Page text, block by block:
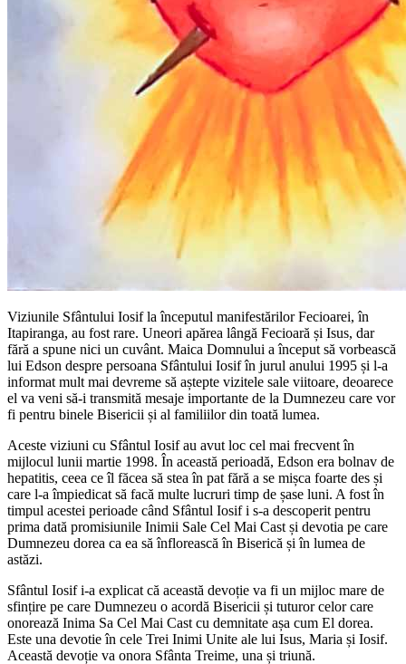
Viziunile Sfântului Iosif la începutul manifestărilor Fecioarei, în
Itapiranga, au fost rare. Uneori apărea lângă Fecioară și Isus, dar
fără a spune nici un cuvânt. Maica Domnului a început să vorbească
lui Edson despre persoana Sfântului Iosif în jurul anului 1995 și l-a
informat mult mai devreme să aștepte vizitele sale viitoare, deoarece
el va veni să-i transmită mesaje importante de la Dumnezeu care vor
fi pentru binele Bisericii și al familiilor din toată lumea.
Aceste viziuni cu Sfântul Iosif au avut loc cel mai frecvent în
mijlocul lunii martie 1998. În această perioadă, Edson era bolnav de
hepatitis, ceea ce îl făcea să stea în pat fără a se mișca foarte des și
care l-a împiedicat să facă multe lucruri timp de șase luni. A fost în
timpul acestei perioade când Sfântul Iosif i s-a descoperit pentru
prima dată promisiunile Inimii Sale Cel Mai Cast și devotia pe care
Dumnezeu dorea ca ea să înflorească în Biserică și în lumea de
astăzi.
Sfântul Iosif i-a explicat că această devoție va fi un mijloc mare de
sfințire pe care Dumnezeu o acordă Bisericii și tuturor celor care
onorează Inima Sa Cel Mai Cast cu demnitate așa cum El dorea.
Este una devotie în cele Trei Inimi Unite ale lui Isus, Maria și Iosif.
Această devoție va onora Sfânta Treime, una și triună.